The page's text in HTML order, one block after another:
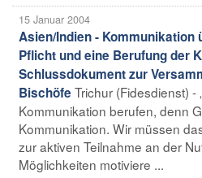
15 Januar 2004
Asien/Indien - Kommunikation
Pflicht und eine Berufung der
Schlussdokument zur
Bischöfe Trichur (Fidesdienst) -
Kommunikation berufen, denn
Kommunikation. Wir müssen
zur aktiven Teilnahme an der
Möglichkeiten motiviere ...